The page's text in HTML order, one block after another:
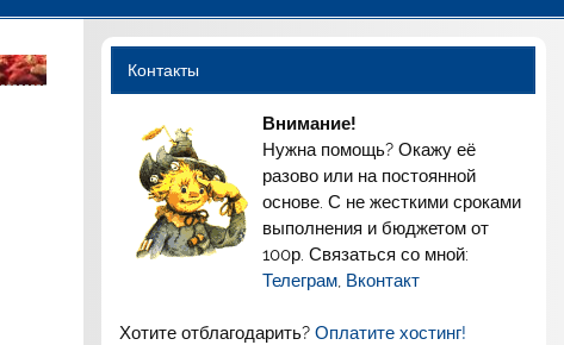
Контакты
Внимание!
Нужна помощь? Окажу её
разово или на постоянной
основе. С не жесткими сроками
выполнения и бюджетом от
100р. Связаться со мной:
Телеграм Вконтакт
Хотите отблагодарить?Оплатите хостинг!